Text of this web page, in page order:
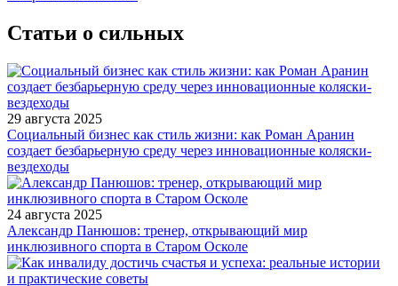
Статьи о сильных
29 августа 2025
Социальный бизнес как стиль жизни: как Роман Аранин
создает безбарьерную среду через инновационные коляски-
вездеходы
24 августа 2025
Александр Панюшов: тренер, открывающий мир
инклюзивного спорта в Старом Осколе